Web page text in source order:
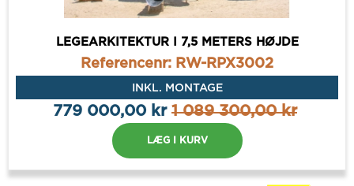
LEGEARKITEKTUR I 7,5 METERS HØJDE
Referencenr: RW-RPX3002
INKL. MONTAGE
779 000,00 kr 1 089 300,00 kr
LÆG I KURV